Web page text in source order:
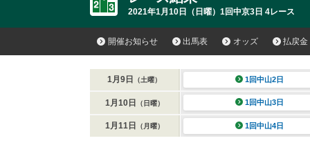
2021年1月10日（日曜）1回中京3日 4レース
開催お知らせ 出馬表 オッズ 払戻金
1月9日 （土曜） 1回中山2日
1月10日 （日曜） 1回中山3日
1月11日 （月曜） 1回中山4日